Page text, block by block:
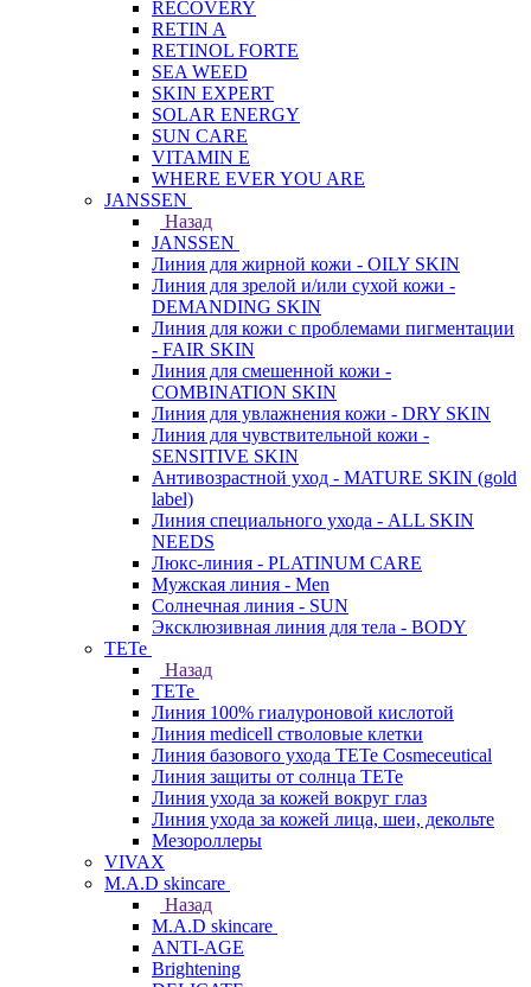
RECOVERY
RETIN A
RETINOL FORTE
SEA WEED
SKIN EXPERT
SOLAR ENERGY
SUN CARE
VITAMIN E
WHERE EVER YOU ARE
JANSSEN
Назад
JANSSEN
Линия для жирной кожи - OILY SKIN
Линия для зрелой и/или сухой кожи -
DEMANDING SKIN
Линия для кожи с проблемами пигментации
- FAIR SKIN
Линия для смешенной кожи -
COMBINATION SKIN
Линия для увлажнения кожи - DRY SKIN
Линия для чувствительной кожи -
SENSITIVE SKIN
Антивозрастной уход - MATURE SKIN (gold
label)
Линия специального ухода - ALL SKIN
NEEDS
Люкс-линия - PLATINUM CARE
Мужская линия - Men
Солнечная линия - SUN
Эксклюзивная линия для тела - BODY
TETe
Назад
TETe
Линия 100% гиалуроновой кислотой
Линия medicell стволовые клетки
Линия базового ухода TETe Cosmeceutical
Линия защиты от солнца TETe
Линия ухода за кожей вокруг глаз
Линия ухода за кожей лица, шеи, декольте
Мезороллеры
VIVAX
M.A.D skincare
Назад
M.A.D skincare
ANTI-AGE
Brightening